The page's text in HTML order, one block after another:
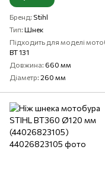
Бренд Stihl
Тип Шнек
Підходить для моделі
BT 131
Довжина 660 мм
Діаметр 260 мм